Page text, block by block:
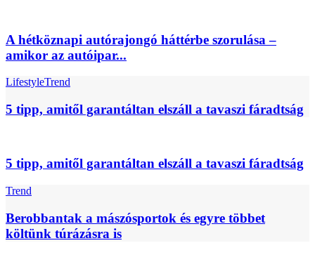
A hétköznapi autórajongó háttérbe szorulása –
amikor az autóipar...
LifestyleTrend
5 tipp, amitől garantáltan elszáll a tavaszi fáradtság
5 tipp, amitől garantáltan elszáll a tavaszi fáradtság
Trend
Berobbantak a mászósportok és egyre többet
költünk túrázásra is